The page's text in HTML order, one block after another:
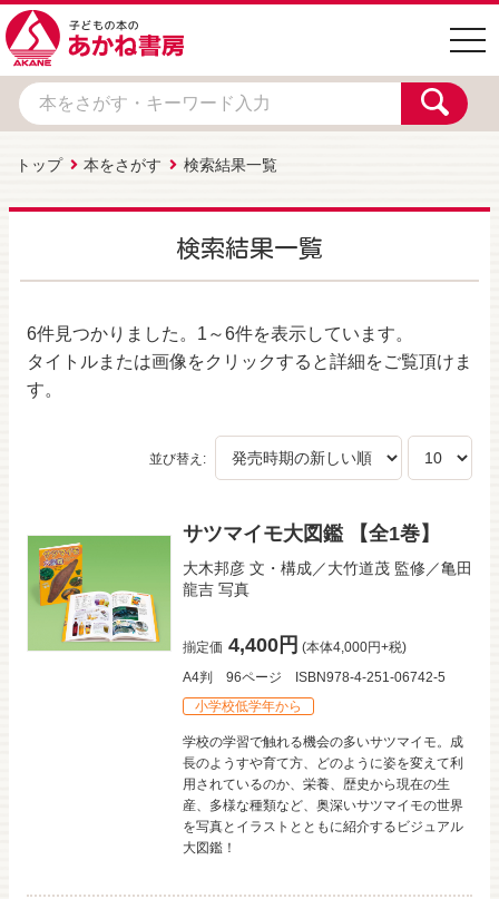
トップ 本をさがす 検索結果一覧
検索結果一覧
6件見つかりました。 1～6件を表示しています。
タイトルまたは画像をクリックすると詳細をご覧頂けま
す。
並び替え:
サツマイモ大図鑑 【全1巻】
大木邦彦 文・構成／大竹道茂 監修／亀田
龍吉 写真
揃定価 4,400円 (本体4,000円+税)
A4判
96ページ
ISBN978-4-251-06742-5
小学校低学年から
学校の学習で触れる機会の多いサツマイモ。成
長のようすや育て方、どのように姿を変えて利
用されているのか、栄養、歴史から現在の生
産、多様な種類など、奥深いサツマイモの世界
を写真とイラストとともに紹介するビジュアル
大図鑑！